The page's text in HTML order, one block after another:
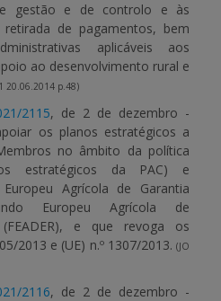
gestão e de controlo e às
de pagamentos, bem
aplicáveis aos
ao desenvolvimento rural e
20.06.2014 p.48)
2115, de 2 de dezembro -
os planos estratégicos a
no âmbito da política
estratégicos da PAC) e
Agrícola de Garantia
Europeu Agrícola de
(FEADER), e que revoga os
2013 e (UE) n.º 1307/2013. (JO
2116, de 2 de dezembro -